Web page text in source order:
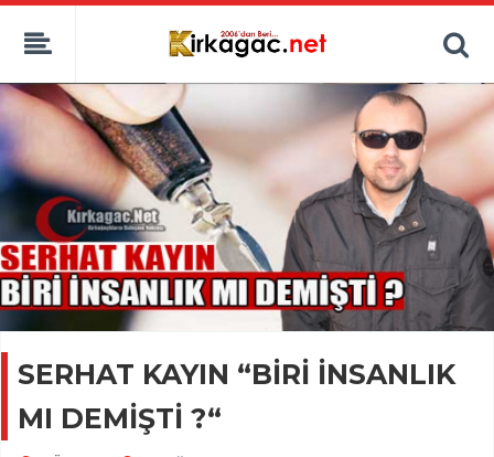
SERHAT KAYIN “BİRİ İNSANLIK
MI DEMİŞTİ ?“